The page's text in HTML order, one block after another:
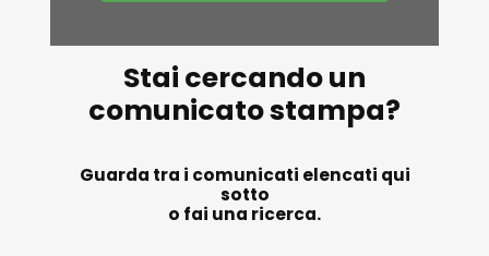
Exibart.service - Exibartlab srl Via Placido Zurla 49b - 00176 Roma
Stai cercando un
comunicato stampa?
Guarda tra i comunicati elencati qui
sotto
o fai una ricerca.